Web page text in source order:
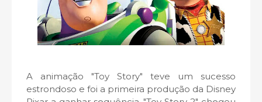
A animação "Toy Story" teve um sucesso
estrondoso e foi a primeira produção da Disney